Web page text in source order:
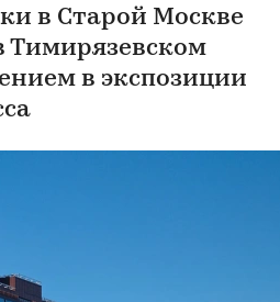
в Старой Москве
Тимирязевском
в экспозиции